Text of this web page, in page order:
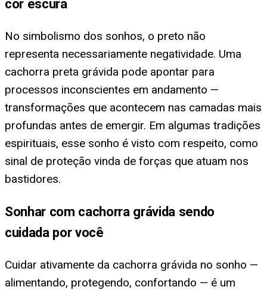
cor escura
No simbolismo dos sonhos, o preto não
representa necessariamente negatividade. Uma
cachorra preta grávida pode apontar para
processos inconscientes em andamento —
transformações que acontecem nas camadas mais
profundas antes de emergir. Em algumas tradições
espirituais, esse sonho é visto com respeito, como
sinal de proteção vinda de forças que atuam nos
bastidores.
Sonhar com cachorra grávida sendo
cuidada por você
Cuidar ativamente da cachorra grávida no sonho —
alimentando, protegendo, confortando — é um